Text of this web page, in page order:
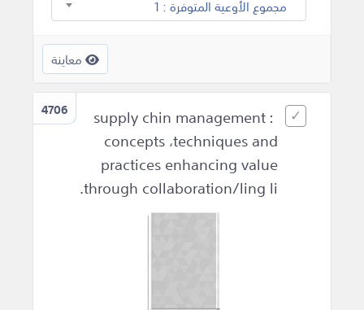
مجموع الأوعية المتوفرة : 1
معاينة
4706
supply chin management :
concepts ،techniques and
practices enhancing value
through collaboration/ling li.